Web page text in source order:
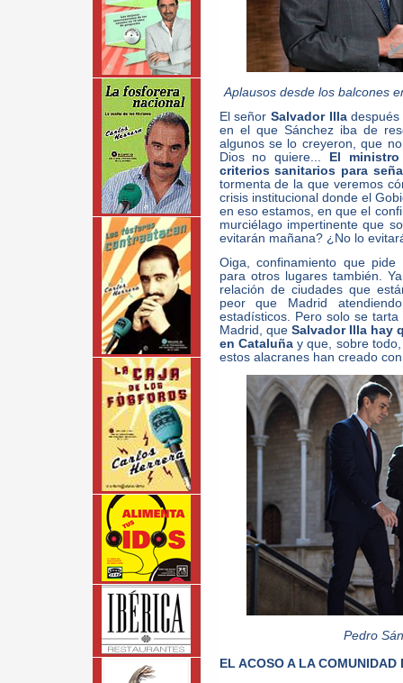
Aplausos desde los balcones
El señor Salvador Illa
en el que Sánchez iba de
algunos se lo creyeron, que
Dios no quiere...
El
criterios sanitarios para
tormenta de la que veremos
crisis institucional donde el
en eso estamos, en que el
murciélago impertinente que
evitarán mañana? ¿No lo
Oiga, confinamiento que
para otros lugares también.
relación de ciudades que
peor que Madrid
estadísticos. Pero solo se
Madrid, que Salvador Illa hay
en Cataluñay que, sobre todo,
estos alacranes han creado
Pedro
EL ACOSO A LA COMUNIDAD